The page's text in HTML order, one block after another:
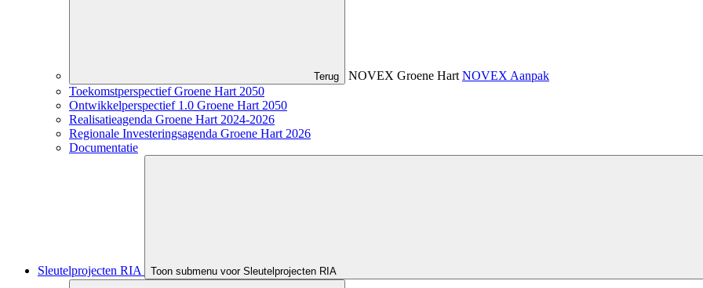
Terug NOVEX Groene Hart NOVEX Aanpak
Toekomstperspectief Groene Hart 2050
Ontwikkelperspectief 1.0 Groene Hart 2050
Realisatieagenda Groene Hart 2024-2026
Regionale Investeringsagenda Groene Hart 2026
Documentatie
Sleutelprojecten RIA Toon submenu voor Sleutelprojecten RIA